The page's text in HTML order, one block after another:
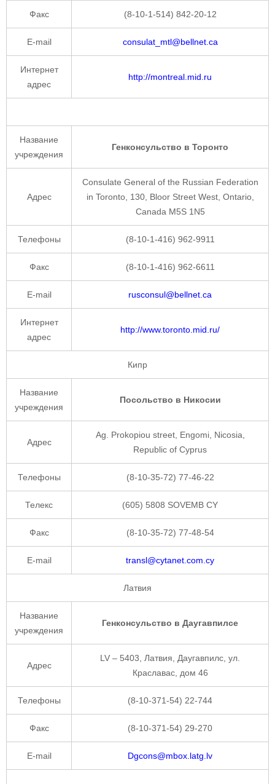
Факс (8-10-1-514) 842-20-12
E-mail consulat_mtl@bellnet.ca
Интернет
адрес
http://montreal.mid.ru
Название
учреждения
Генконсульство в Торонто
Адрес
Consulate General of the Russian Federation
in Toronto, 130, Bloor Street West, Ontario,
Canada M5S 1N5
Телефоны (8-10-1-416) 962-9911
Факс (8-10-1-416) 962-6611
E-mail rusconsul@bellnet.ca
Интернет
адрес
http://www.toronto.mid.ru/
Кипр
Название
учреждения
Посольство в Никосии
Адрес
Ag. Prokopiou street, Engomi, Nicosia,
Republic of Cyprus
Телефоны (8-10-35-72) 77-46-22
Телекс (605) 5808 SOVEMB CY
Факс (8-10-35-72) 77-48-54
E-mail transl@cytanet.com.cy
Латвия
Название
учреждения
Генконсульство в Даугавпилсе
Адрес
LV – 5403, Латвия, Даугавпилс, ул.
Краславас, дом 46
Телефоны (8-10-371-54) 22-744
Факс (8-10-371-54) 29-270
E-mail Dgcons@mbox.latg.lv